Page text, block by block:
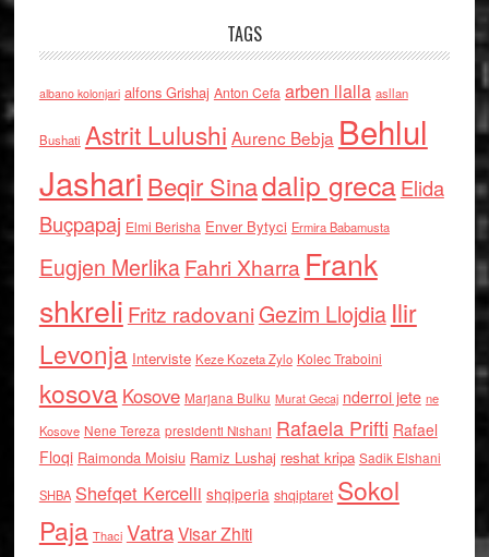
TAGS
albano kolonjari alfons Grishaj Anton Cefa arben llalla asllan
Bushati Astrit Lulushi Aurenc Bebja Behlul
Jashari Beqir Sinadalip grecaElida
Buçpapaj Elmi Berisha Enver Bytyci Ermira Babamusta
Eugjen MerlikaFahri Xharra Frank
shkreli Fritz radovaniGezim Llojdia Ilir
Levonja Interviste Keze Kozeta Zylo Kolec Traboini
kosova Kosove Marjana Bulku Murat Gecaj nderroi jete ne
Kosove Nene Tereza presidenti Nishani Rafaela Prifti Rafael
Floqi Raimonda Moisiu Ramiz Lushaj reshat kripa Sadik Elshani
SHBA Shefqet Kercelli shqiperia shqiptaret Sokol
Paja Thaci VatraVisar Zhiti